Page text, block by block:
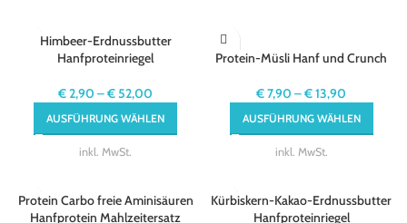
Himbeer-Erdnussbutter
Hanfproteinriegel
€2,90 –€52,00
AUSFÜHRUNG WÄHLEN
inkl. MwSt.
Protein-Müsli Hanf und Crunch
€7,90 –€13,90
AUSFÜHRUNG WÄHLEN
inkl. MwSt.
Protein Carbo freie Aminisäuren
Hanfprotein Mahlzeitersatz
Kürbiskern-Kakao-Erdnussbutter
Hanfproteinriegel